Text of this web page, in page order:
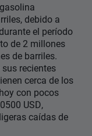
debido a
el período
de 2 millones
de barriles.
recientes
cerca de los
con pocos
USD,
caídas de